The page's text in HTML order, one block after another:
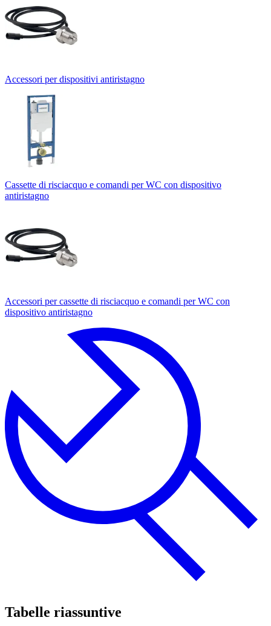
Accessori per dispositivi antiristagno
Cassette di risciacquo e comandi per WC con dispositivo
antiristagno
Accessori per cassette di risciacquo e comandi per WC con
dispositivo antiristagno
Tabelle riassuntive